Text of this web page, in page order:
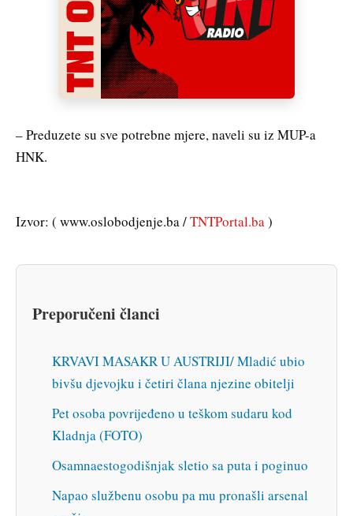
– Preduzete su sve potrebne mjere, naveli su iz MUP-a
HNK.
Izvor: ( www.oslobodjenje.ba /TNTPortal.ba)
Preporučeni članci
KRVAVI MASAKR U AUSTRIJI/ Mladić ubio
bivšu djevojku i četiri člana njezine obitelji
Pet osoba povrijeđeno u teškom sudaru kod
Kladnja (FOTO)
Osamnaestogodišnjak sletio sa puta i poginuo
Napao službenu osobu pa mu pronašli arsenal